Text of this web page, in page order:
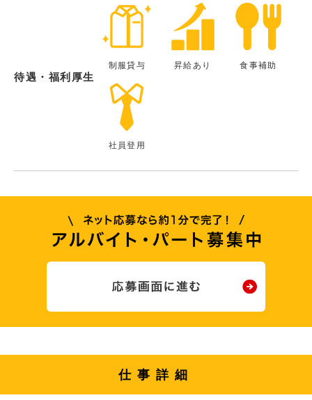
待遇・福利厚生
制服貸与 昇給あり 食事補助
社員登用
仕事詳細